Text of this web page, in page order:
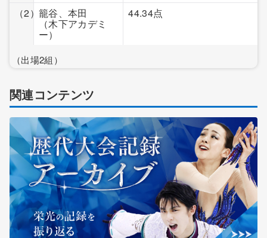
（2）籠谷、本田
（木下アカデミ
ー）
44.34点
（出場2組）
関連コンテンツ